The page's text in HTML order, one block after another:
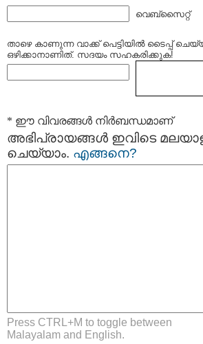
വെബ്സൈറ്റ്
താഴെ കാണുന്ന വാക്ക് പെട്ടിയില്‍ ടൈപ്പ്‌
ഒഴിക്കാനാണിത്. സദയം സഹകരിക്കുക!
* ഈ വിവരങ്ങള്‍ നിര്‍ബന്ധമാണ്
അഭിപ്രായങ്ങള്‍ ഇവിടെ
ചെയ്യാം. എങ്ങനെ?
Press CTRL+M to toggle between
Malayalam and English.